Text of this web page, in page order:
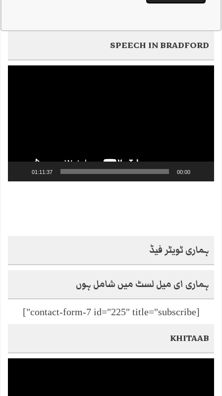
SPEECH IN BRADFORD
00:00
01:11:37
ہماری ٹویٹر فیڈ
ہماری ای میل لسٹ میں شامل ہوں
[contact-form-7 id="225" title="subscribe"]
KHITAAB